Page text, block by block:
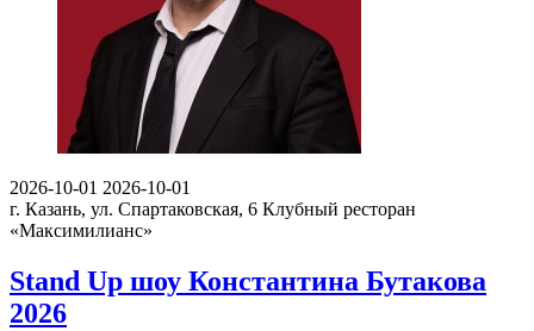
2026-10-01 2026-10-01
г. Казань, ул. Спартаковская, 6 Клубный ресторан
«Максимилианс»
Stand Up шоу Константина Бутакова
2026